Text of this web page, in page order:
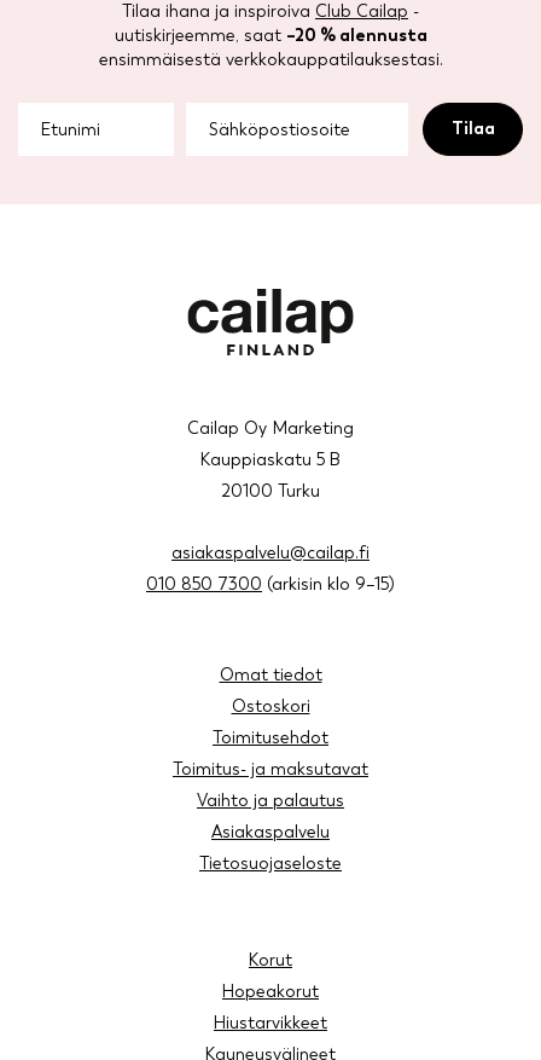
Tilaa ihana ja inspiroiva Club Cailap -
uutiskirjeemme, saat –20 % alennusta
ensimmäisestä verkkokauppatilauksestasi.
Cailap Oy Marketing
Kauppiaskatu 5 B
20100 Turku
asiakaspalvelu@cailap.fi
010 850 7300 (arkisin klo 9–15)
Omat tiedot
Ostoskori
Toimitusehdot
Toimitus- ja maksutavat
Vaihto ja palautus
Asiakaspalvelu
Tietosuojaseloste
Korut
Hopeakorut
Hiustarvikkeet
Kauneusvälineet